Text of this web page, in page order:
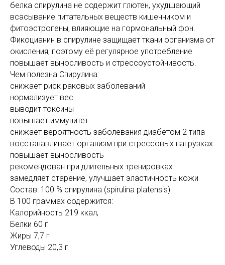
белка спирулина не содержит глютен, ухудшающий
всасывание питательных веществ кишечником и
фитоэстрогены, влияющие на гормональный фон.
Фикоцианин в спирулине защищает ткани организма от
окисления, поэтому её регулярное употребление
повышает выносливость и стрессоустойчивость.
Чем полезна Спирулина:
снижает риск раковых заболеваний
нормализует вес
выводит токсины
повышает иммунитет
снижает вероятность заболевания диабетом 2 типа
восстанавливает организм при стрессовых нагрузках
повышает выносливость
рекомендован при длительных тренировках
замедляет старение, улучшает эластичность кожи
Состав: 100 % спирулина (spirulina platensis)
В 100 граммах содержится:
Калорийность 219 ккал,
Белки 60 г
Жиры 7,7 г
Углеводы 20,3 г